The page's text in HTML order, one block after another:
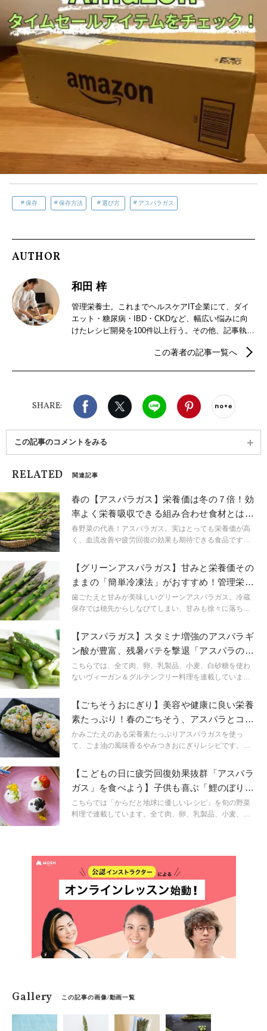
保存 保存方法 選び方 アスパラガス
AUTHOR
和田 梓
管理栄養士。これまでヘルスケアIT企業にて、ダイ
エット・糖尿病・IBD・CKDなど、幅広い悩みに向
けたレシピ開発を100件以上行う。その他、記事執
事。ハーブやスパイスを使った創作家庭料理が得
この著者の記事一覧へ
SHARE:
Facebook X（旧twitter）
LINE Pinterest
この記事のコメントをみる
RELATED 関連記事
春の【アスパラガス】栄養価は冬の７倍！効
率よく栄養吸収できる組み合わせ食材とは｜
管理栄養士が解説
春野菜の代表！アスパラガス。実はとっても栄養価が高
く、血流改善や疲労回復の効果も期待できる食品です。
り、栄養価の高さを感じますね。今回は、アスパラガス
に多く含まれる栄養素やおすすめの組み合わせを紹介し
ます。
【グリーンアスパラガス】甘みと栄養価その
ままの「簡単冷凍法」がおすすめ！管理栄養
士が解説
歯ごたえと甘みが美味しいグリーンアスパラガス。冷蔵
保存では穂先からしなびてしまい、甘みも徐々に落ちて
落とさず手軽に料理に使えますよ！
【アスパラガス】スタミナ増強のアスパラギ
ン酸が豊富、残暑バテを撃退「アスパラのコ
コナツ蒸し焼き」
こちらでは、全て肉、卵、乳製品、小麦、白砂糖を使わ
ないヴィーガン＆グルテンフリー料理を連載していま
べて欲しい「からだと地球に優しいレシピ」を旬の野菜
料理でご紹介。筆者は、【VeganGlutenfreeマンツーマン
のオンライン専門学校YOKO】を主催する獣医師&栄養学
講師であり、自身も3人子育てママ。医学と栄養のプロと
して、手軽さと栄養を重視した「ヴィーガン＆グルテン
【ごちそうおにぎり】美容や健康に良い栄養
素たっぷり！春のごちそう、アスパラとコー
ンの玄米おにぎり
かみごたえのある栄養素たっぷりアスパラガスを使っ
て、ごま油の風味香るやみつきおにぎりレシピです。朝
もできるので、週末に作っておくのもおすすめです。
【こどもの日に疲労回復効果抜群「アスパラ
ガス」を食べよう】子供も喜ぶ「鯉のぼりお
にぎり」
こちらでは「からだと地球に優しいレシピ」を旬の野菜
料理で連載しています。全て肉、卵、乳製品、小麦、白
獣医師、栄養学講師でもあり【カンタン！食べてきれ
い、健康になれる魔法のレシピ】をお伝えします。自身
も3人子育てママでもあり、手軽さと栄養を重視！是非お
なサステナブル生活を一緒に楽しんでいきましょう！
Gallery この記事の画像/動画一覧